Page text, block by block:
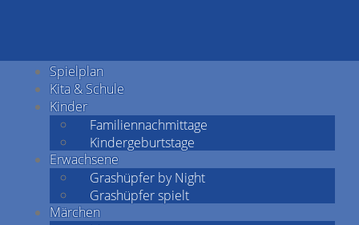
Spielplan
Kita & Schule
Kinder
Familiennachmittage
Kindergeburtstage
Erwachsene
Grashüpfer by Night
Grashüpfer spielt
Märchen